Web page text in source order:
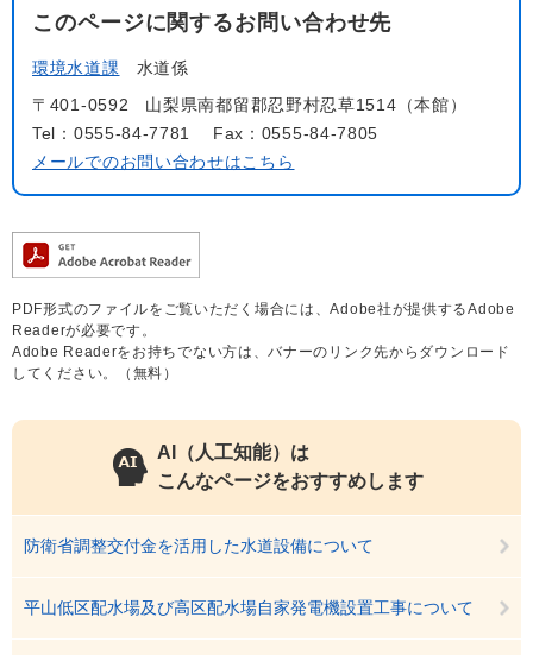
このページに関するお問い合わせ先
環境水道課
水道係
〒401-0592
山梨県南都留郡忍野村忍草1514（本館）
Tel：0555-84-7781
Fax：0555-84-7805
メールでのお問い合わせはこちら
PDF形式のファイルをご覧いただく場合には、Adobe社が提供するAdobe
Readerが必要です。
Adobe Readerをお持ちでない方は、バナーのリンク先からダウンロード
してください。（無料）
AI（人工知能）は
こんなページをおすすめします
防衛省調整交付金を活用した水道設備について
平山低区配水場及び高区配水場自家発電機設置工事について